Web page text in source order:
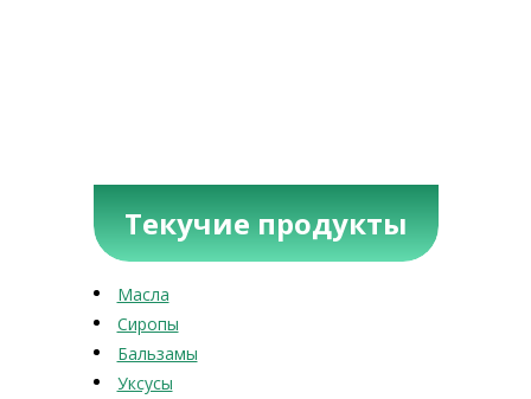
Текучие продукты
Масла
Сиропы
Бальзамы
Уксусы